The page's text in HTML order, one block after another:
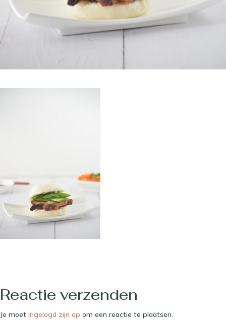
Reactie verzenden
Je moet ingelogd zijn op om een reactie te plaatsen.